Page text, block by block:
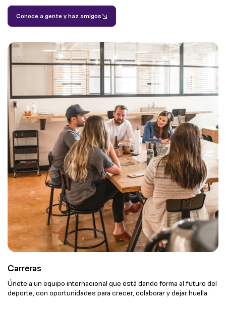
Conoce a gente y haz amigos
Carreras
Únete a un equipo internacional que está dando forma al futuro del
deporte, con oportunidades para crecer, colaborar y dejar huella.